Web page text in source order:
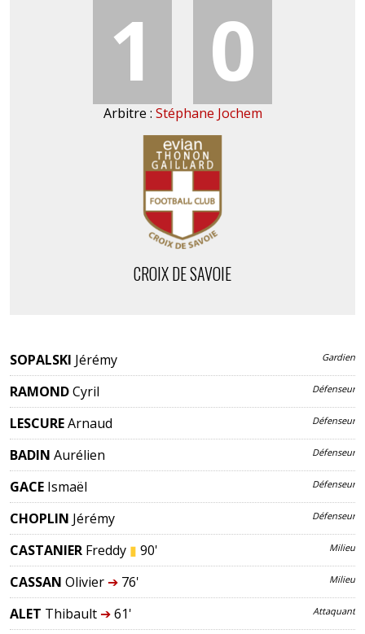
1 0
Arbitre : Stéphane Jochem
CROIX DE SAVOIE
SOPALSKI Jérémy Gardien
RAMONDCyril Défenseur
LESCUREArnaud Défenseur
BADIN Aurélien Défenseur
GACE Ismaël Défenseur
CHOPLIN Jérémy Défenseur
CASTANIER Freddy ▮ 90' Milieu
CASSAN Olivier ➔76' Milieu
ALET Thibault ➔61' Attaquant